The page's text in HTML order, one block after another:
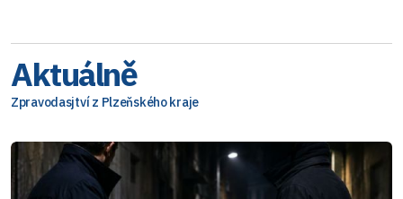
Aktuálně
Zpravodasjtví z Plzeňského kraje